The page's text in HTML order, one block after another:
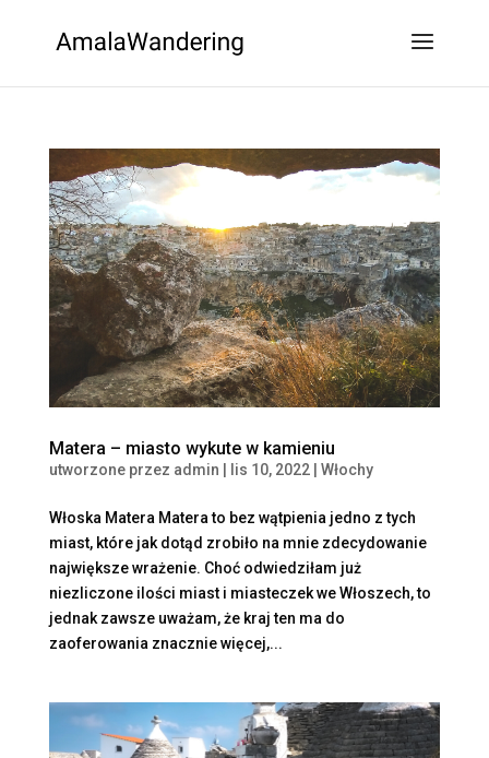
Matera – miasto wykute w kamieniu
utworzone przez admin lis 10, 2022| Włochy
Włoska Matera Matera to bez wątpienia jedno z tych
miast, które jak dotąd zrobiło na mnie zdecydowanie
największe wrażenie. Choć odwiedziłam już
niezliczone ilości miast i miasteczek we Włoszech, to
jednak zawsze uważam, że kraj ten ma do
zaoferowania znacznie więcej,...